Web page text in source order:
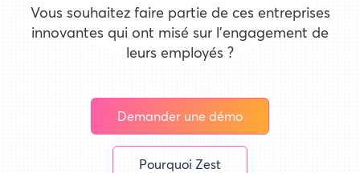
Vous souhaitez faire partie de ces entreprises
innovantes qui ont misé sur l'engagement de
leurs employés ?
Pourquoi Zest
Demander une démo